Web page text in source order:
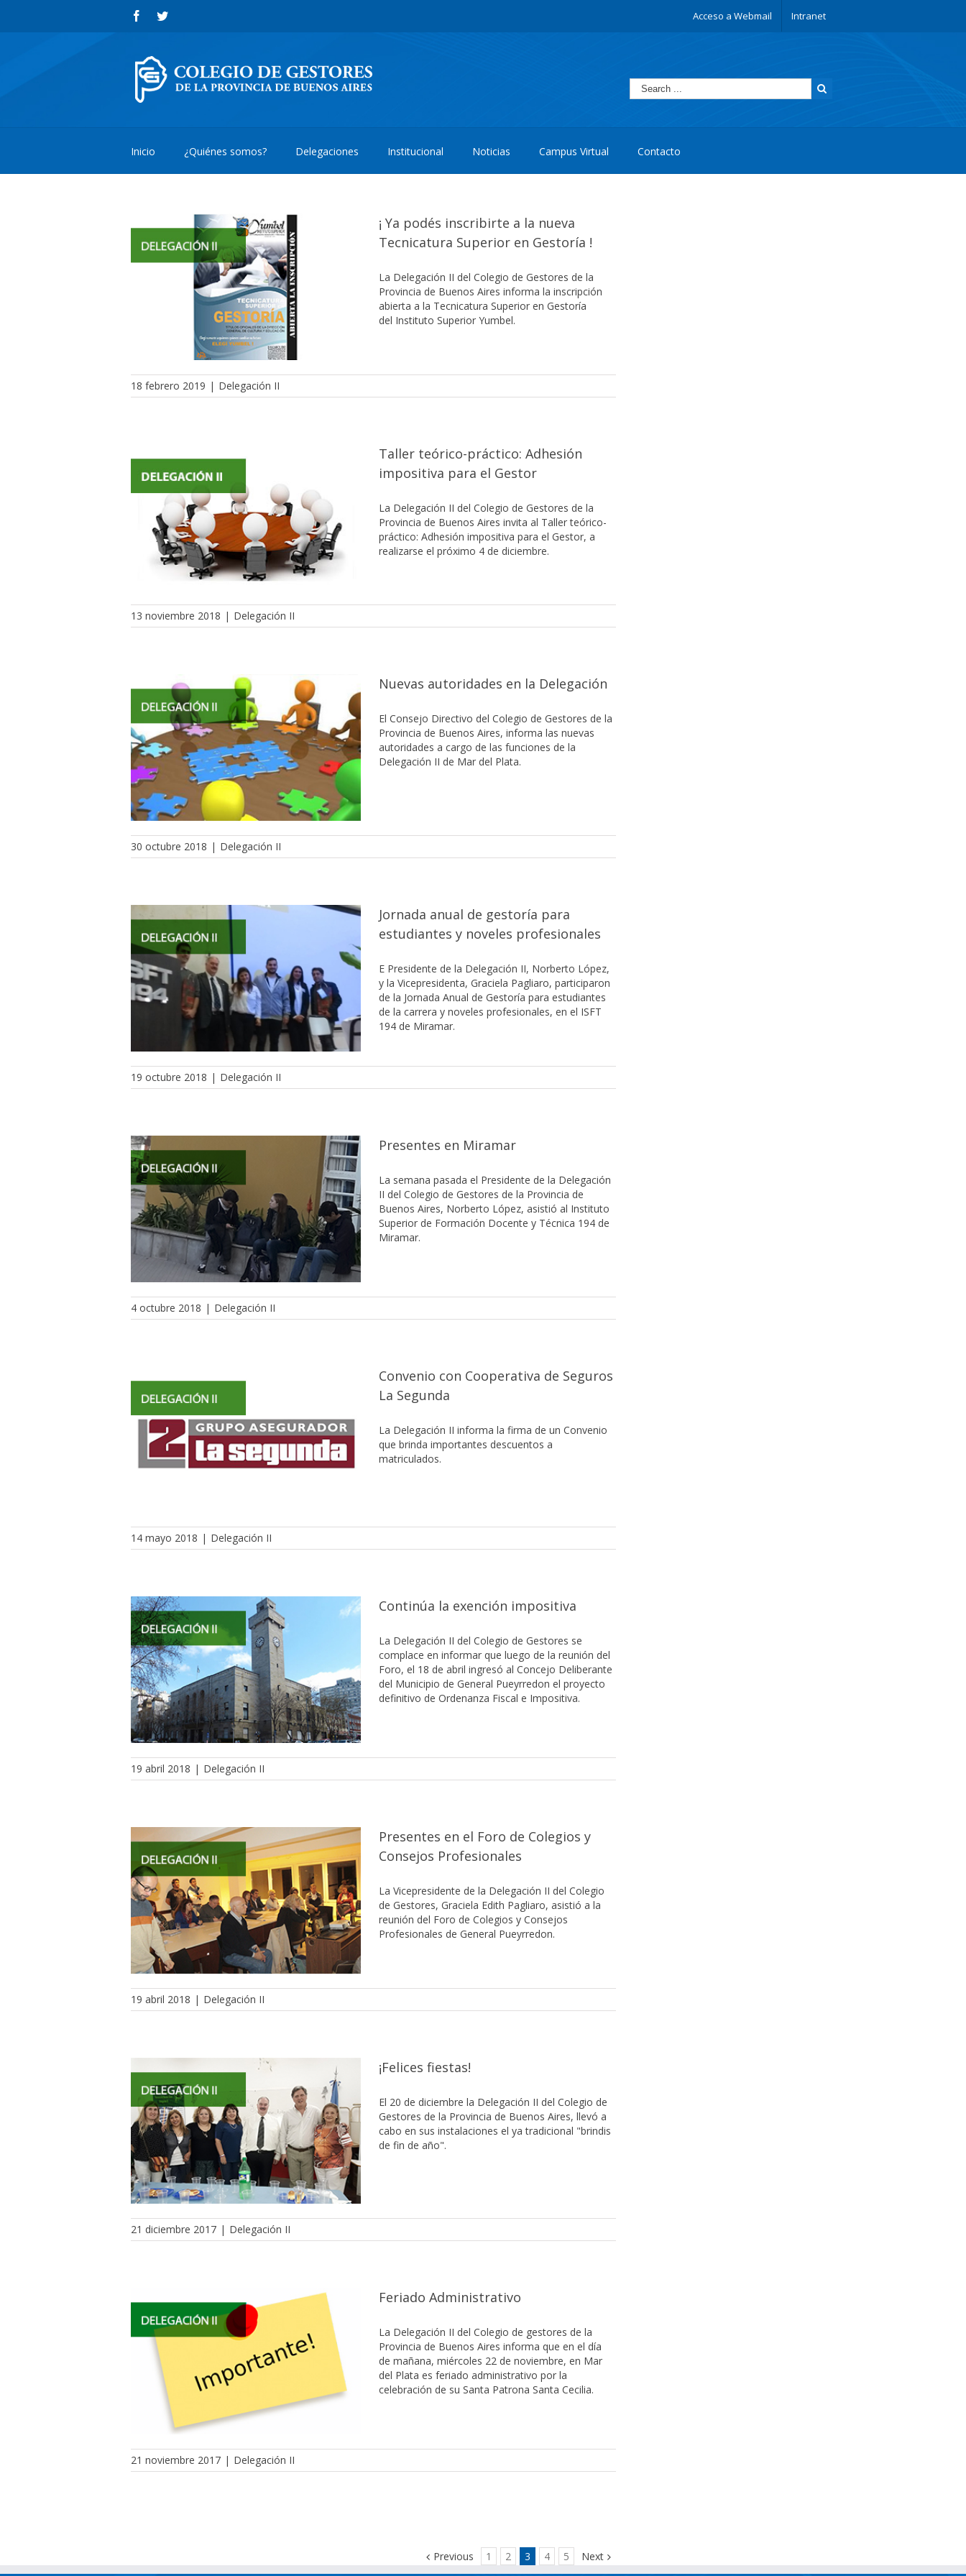
Acceso a Webmail Intranet
Inicio ¿Quiénes somos? Delegaciones Institucional Noticias Campus Virtual Contacto
¡ Ya podés inscribirte a la nueva
Tecnicatura Superior en Gestoría !
La Delegación II del Colegio de Gestores de la
Provincia de Buenos Aires informa la inscripción
abierta a la Tecnicatura Superior en Gestoría
del Instituto Superior Yumbel.
18 febrero 2019 | Delegación II
Taller teórico-práctico: Adhesión
impositiva para el Gestor
La Delegación II del Colegio de Gestores de la
Provincia de Buenos Aires invita al Taller teórico-
práctico: Adhesión impositiva para el Gestor, a
realizarse el próximo 4 de diciembre.
13 noviembre 2018 | Delegación II
Nuevas autoridades en la Delegación
El Consejo Directivo del Colegio de Gestores de la
Provincia de Buenos Aires, informa las nuevas
autoridades a cargo de las funciones de la
Delegación II de Mar del Plata.
30 octubre 2018 | Delegación II
Jornada anual de gestoría para
estudiantes y noveles profesionales
E Presidente de la Delegación II, Norberto López,
y la Vicepresidenta, Graciela Pagliaro, participaron
de la Jornada Anual de Gestoría para estudiantes
de la carrera y noveles profesionales, en el ISFT
194 de Miramar.
19 octubre 2018 | Delegación II
Presentes en Miramar
La semana pasada el Presidente de la Delegación
II del Colegio de Gestores de la Provincia de
Buenos Aires, Norberto López, asistió al Instituto
Superior de Formación Docente y Técnica 194 de
Miramar.
4 octubre 2018 | Delegación II
Convenio con Cooperativa de Seguros
La Segunda
La Delegación II informa la firma de un Convenio
que brinda importantes descuentos a
matriculados.
14 mayo 2018 | Delegación II
Continúa la exención impositiva
La Delegación II del Colegio de Gestores se
complace en informar que luego de la reunión del
Foro, el 18 de abril ingresó al Concejo Deliberante
del Municipio de General Pueyrredon el proyecto
definitivo de Ordenanza Fiscal e Impositiva.
19 abril 2018 | Delegación II
Presentes en el Foro de Colegios y
Consejos Profesionales
La Vicepresidente de la Delegación II del Colegio
de Gestores, Graciela Edith Pagliaro, asistió a la
reunión del Foro de Colegios y Consejos
Profesionales de General Pueyrredon.
19 abril 2018 | Delegación II
¡Felices fiestas!
El 20 de diciembre la Delegación II del Colegio de
Gestores de la Provincia de Buenos Aires, llevó a
cabo en sus instalaciones el ya tradicional "brindis
de fin de año".
21 diciembre 2017 | Delegación II
Feriado Administrativo
La Delegación II del Colegio de gestores de la
Provincia de Buenos Aires informa que en el día
de mañana, miércoles 22 de noviembre, en Mar
del Plata es feriado administrativo por la
celebración de su Santa Patrona Santa Cecilia.
21 noviembre 2017 | Delegación II
Previous 1 2 3 4 5 Next